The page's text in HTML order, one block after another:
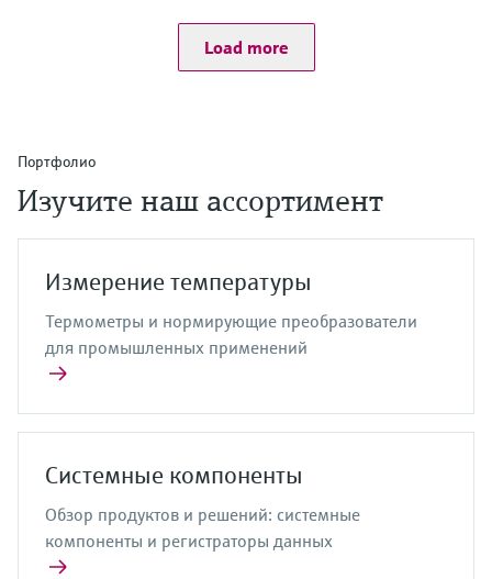
Load more
Портфолио
Изучите наш ассортимент
Измерение температуры
Термометры и нормирующие преобразователи
для промышленных применений
Системные компоненты
Обзор продуктов и решений: системные
компоненты и регистраторы данных